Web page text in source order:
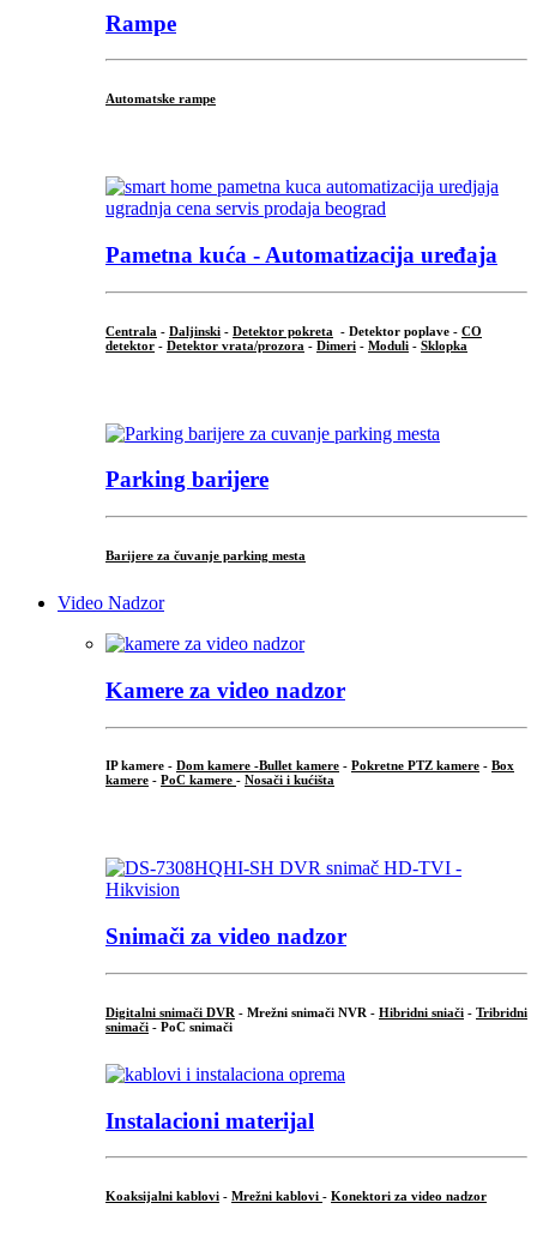
Rampe
Automatske rampe
Pametna kuća - Automatizacija uređaja
Centrala - Daljinski - Detektor pokreta - Detektor poplave - CO
detektor - Detektor vrata/prozora - Dimeri - Moduli - Sklopka
Parking barijere
Barijere za čuvanje parking mesta
Video Nadzor
Kamere za video nadzor
IP kamere - Dom kamere -Bullet kamere - Pokretne PTZ kamere - Box
kamere - PoC kamere - Nosači i kućišta
Snimači za video nadzor
Digitalni snimači DVR - Mrežni snimači NVR - Hibridni sniači - Tribridni
snimači - PoC snimači
Instalacioni materijal
Koaksijalni kablovi - Mrežni kablovi - Konektori za video nadzor